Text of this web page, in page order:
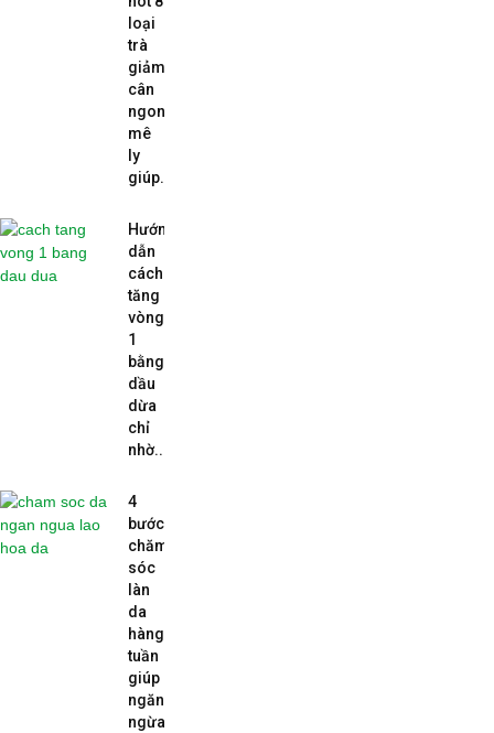
loại
trà
giảm
cân
ngon
mê
ly
giúp...
Hướng
dẫn
cách
tăng
vòng
1
bằng
dầu
dừa
chỉ
nhờ...
4
bước
chăm
sóc
làn
da
hàng
tuần
giúp
ngăn
ngừa...